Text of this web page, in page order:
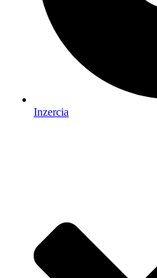
Inzercia